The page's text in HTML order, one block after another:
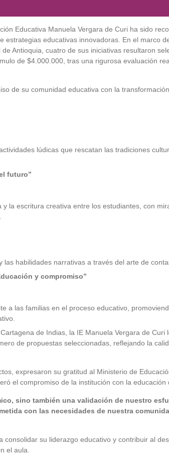
Educativa Manuela Vergara de Curi ha sido
estrategias educativas innovadoras. En el marco
Antioquia, cuatro de sus iniciativas resultaron
de $4.000.000, tras una rigurosa evaluación
de su comunidad educativa con la
lúdicas que rescatan las tradiciones
futuro”
la escritura creativa entre los estudiantes, con
habilidades narrativas a través del arte de
y compromiso”
a las familias en el proceso educativo,
de Indias, la IE Manuela Vergara de Curi
de propuestas seleccionadas, reflejando la
expresaron su gratitud al Ministerio de
el compromiso de la institución con la educación
sino también una validación de nuestro
con las necesidades de nuestra
su liderazgo educativo y contribuir al
el aula.